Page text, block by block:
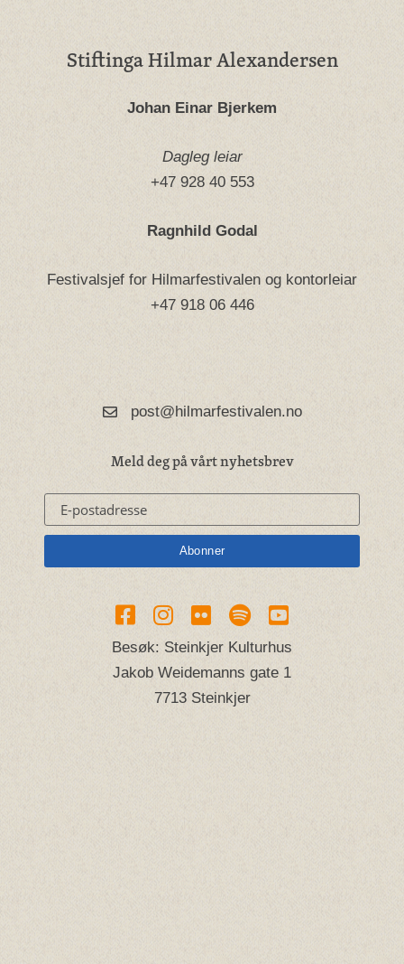
Stiftinga Hilmar Alexandersen
Johan Einar Bjerkem
Dagleg leiar
+47 928 40 553
Ragnhild Godal
Festivalsjef for Hilmarfestivalen og kontorleiar
+47 918 06 446
post@hilmarfestivalen.no
Meld deg på vårt nyhetsbrev
Besøk: Steinkjer Kulturhus
Jakob Weidemanns gate 1
7713 Steinkjer